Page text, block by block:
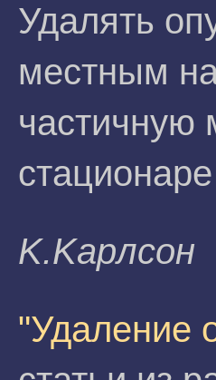
Удалять
местным
частичную
K.Kapлсoн
"Удаление